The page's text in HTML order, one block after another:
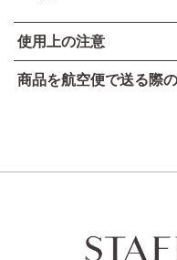
使用上の注意
傷やはれもの、湿疹等
使用したお肌に、
商品を航空便で送る際
アルコール24％以下